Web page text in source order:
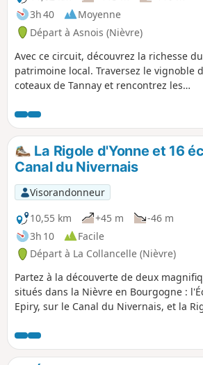
3h 40
Moyenne
Départ à Asnois (Nièvre)
Avec ce circuit, découvrez la richesse du
patrimoine local. Traversez le vignoble
coteaux de Tannay et rencontrez les
"Melon". Longez la célèbre voie
Canal du Nivernais et avec un peu de
au détour d'une écluse, vous verrez un
passer une écluse. Découvrez l'Église
Loup datant du XIIIe siècle et le buste de
Jean Rigollot, inventeur du "Papier
La Rigole d'Yonne et 16
Canal du Nivernais
Visorandonneur
10,55 km
+45 m
-46 m
3h 10
Facile
Départ à La Collancelle (Nièvre)
Partez à la découverte de deux
situés dans la Nièvre en Bourgogne :
Epiry, sur le Canal du Nivernais, et la
Vous admirez une enfilade d'écluses, 16
plus de 3 km. Votre marche continue